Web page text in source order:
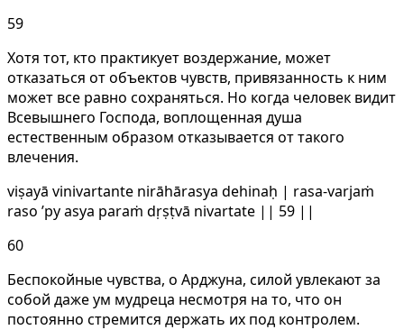
59
Хотя тот, кто практикует воздержание, может
отказаться от объектов чувств, привязанность к ним
может все равно сохраняться. Но когда человек видит
Всевышнего Господа, воплощенная душа
естественным образом отказывается от такого
влечения.
viṣayā vinivartante nirāhārasya dehinaḥ | rasa-varjaṁ
raso ’py asya paraṁ dṛṣṭvā nivartate || 59 ||
60
Беспокойные чувства, о Арджуна, силой увлекают за
собой даже ум мудреца несмотря на то, что он
постоянно стремится держать их под контролем.